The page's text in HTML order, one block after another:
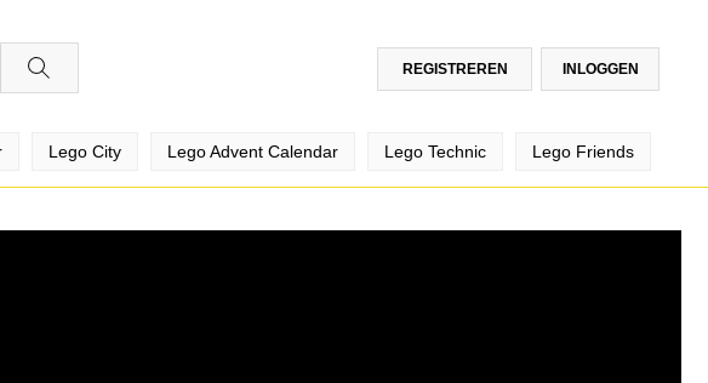
INLOGGEN
REGISTREREN
Lego City Lego Advent Calendar Lego Technic Lego Friends